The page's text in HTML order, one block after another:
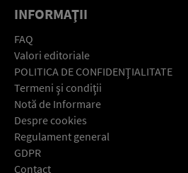
INFORMAŢII
FAQ
Valori editoriale
POLITICA DE CONFIDENŢIALITATE
Termeni şi condiţii
Notă de Informare
Despre cookies
Regulament general
GDPR
Contact